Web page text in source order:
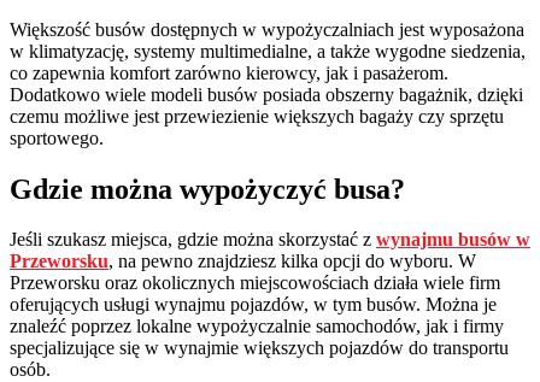
Większość busów dostępnych w wypożyczalniach jest wyposażona
w klimatyzację, systemy multimedialne, a także wygodne siedzenia,
co zapewnia komfort zarówno kierowcy, jak i pasażerom.
Dodatkowo wiele modeli busów posiada obszerny bagażnik, dzięki
czemu możliwe jest przewiezienie większych bagaży czy sprzętu
sportowego.
Gdzie można wypożyczyć busa?
Jeśli szukasz miejsca, gdzie można skorzystać z wynajmu busów w
Przeworsku, na pewno znajdziesz kilka opcji do wyboru. W
Przeworsku oraz okolicznych miejscowościach działa wiele firm
oferujących usługi wynajmu pojazdów, w tym busów. Można je
znaleźć poprzez lokalne wypożyczalnie samochodów, jak i firmy
specjalizujące się w wynajmie większych pojazdów do transportu
osób.